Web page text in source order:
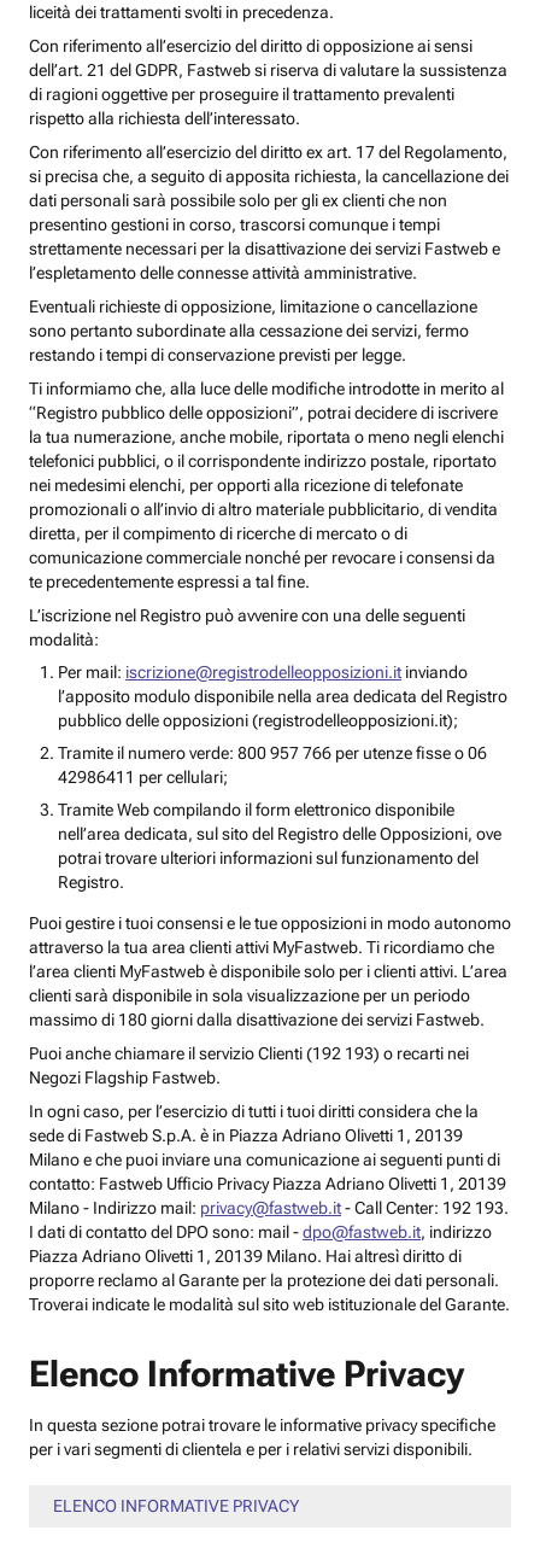
liceità dei trattamenti svolti in precedenza.
Con riferimento all’esercizio del diritto di opposizione ai sensi
dell’art. 21 del GDPR, Fastweb si riserva di valutare la sussistenza
di ragioni oggettive per proseguire il trattamento prevalenti
rispetto alla richiesta dell’interessato.
Con riferimento all’esercizio del diritto ex art. 17 del Regolamento,
si precisa che, a seguito di apposita richiesta, la cancellazione dei
dati personali sarà possibile solo per gli ex clienti che non
presentino gestioni in corso, trascorsi comunque i tempi
strettamente necessari per la disattivazione dei servizi Fastweb e
l’espletamento delle connesse attività amministrative.
Eventuali richieste di opposizione, limitazione o cancellazione
sono pertanto subordinate alla cessazione dei servizi, fermo
restando i tempi di conservazione previsti per legge.
Ti informiamo che, alla luce delle modifiche introdotte in merito al
“Registro pubblico delle opposizioni”, potrai decidere di iscrivere
la tua numerazione, anche mobile, riportata o meno negli elenchi
telefonici pubblici, o il corrispondente indirizzo postale, riportato
nei medesimi elenchi, per opporti alla ricezione di telefonate
promozionali o all’invio di altro materiale pubblicitario, di vendita
diretta, per il compimento di ricerche di mercato o di
comunicazione commerciale nonché per revocare i consensi da
te precedentemente espressi a tal fine.
L’iscrizione nel Registro può avvenire con una delle seguenti
modalità:
Per mail: iscrizione@registrodelleopposizioni.it inviando
l’apposito modulo disponibile nella area dedicata del Registro
pubblico delle opposizioni (registrodelleopposizioni.it);
Tramite il numero verde: 800 957 766 per utenze fisse o 06
42986411 per cellulari;
Tramite Web compilando il form elettronico disponibile
nell’area dedicata, sul sito del Registro delle Opposizioni, ove
potrai trovare ulteriori informazioni sul funzionamento del
Registro.
Puoi gestire i tuoi consensi e le tue opposizioni in modo autonomo
attraverso la tua area clienti attivi MyFastweb. Ti ricordiamo che
l’area clienti MyFastweb è disponibile solo per i clienti attivi. L’area
clienti sarà disponibile in sola visualizzazione per un periodo
massimo di 180 giorni dalla disattivazione dei servizi Fastweb.
Puoi anche chiamare il servizio Clienti (192 193) o recarti nei
Negozi Flagship Fastweb.
In ogni caso, per l’esercizio di tutti i tuoi diritti considera che la
sede di Fastweb S.p.A. è in Piazza Adriano Olivetti 1, 20139
Milano e che puoi inviare una comunicazione ai seguenti punti di
contatto: Fastweb Ufficio Privacy Piazza Adriano Olivetti 1, 20139
Milano - Indirizzo mail: privacy@fastweb.it- Call Center: 192 193.
I dati di contatto del DPO sono: mail -dpo@fastweb.it, indirizzo
Piazza Adriano Olivetti 1, 20139 Milano. Hai altresì diritto di
proporre reclamo al Garante per la protezione dei dati personali.
Troverai indicate le modalità sul sito web istituzionale del Garante.
Elenco Informative Privacy
In questa sezione potrai trovare le informative privacy specifiche
per i vari segmenti di clientela e per i relativi servizi disponibili.
ELENCO INFORMATIVE PRIVACY